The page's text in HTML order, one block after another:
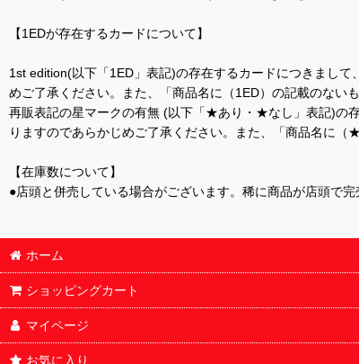
【1EDが存在するカードについて】
1st edition(以下「1ED」表記)の存在するカードにつきまし
めご了承ください。また、「商品名に（1ED）の記載のない
再販表記の星マークの有無 (以下「★あり・★なし」表記)の
りますのであらかじめご了承ください。また、「商品名に
【在庫数について】
●店頭と併売している場合がございます。稀に商品が店頭で
ホーム
ショッピングカート
マイページ
お気に入り